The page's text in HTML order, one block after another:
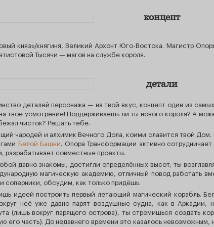
концепт
князь/княгиня, Великий Архонт Юго-Востока. Магистр
Тысячи — магов на службе короля.
детали
деталей персонажа — на твой вкус, концепт один из
твоё усмотрение! Поддерживаешь ли ты нового короля? А
чисток? Решать тебе.
чародей и алхимик Вечного Дола, коими славится твой
Белой Башни. Опора Трансформации активно
разрабатывает совместные проекты.
давно знакомы, достигли определённых высот, ты
магическую академию, отличный повод работать
соперники, обсудим, как только придёшь.
идеей построить первый летающий магический корабль.
неё уже давно парят воздушные судна, как в Аркадии,
(лишь вокруг парящего острова), ты стремишься создать
его часть). До недавнего времени это казалось невозможным,